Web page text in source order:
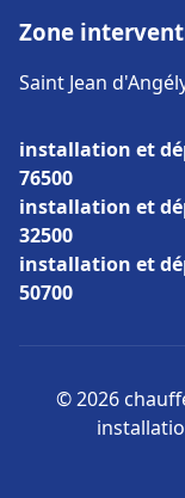
Zone
Saint Jean
installation et
76500
installation et
32500
installation et
50700
© 2026